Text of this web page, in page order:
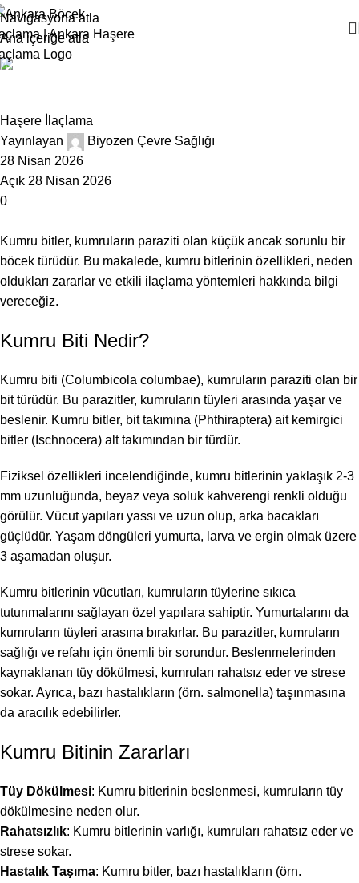
Navigasyona atla
Ana içeriğe atla
Ana Sayfa
Haşere İlaçlama
Yayınlayan
Biyozen Çevre Sağlığı
28 Nisan 2026
Açık 28 Nisan 2026
0
Kumru bitler, kumruların paraziti olan küçük ancak sorunlu bir
böcek türüdür. Bu makalede, kumru bitlerinin özellikleri, neden
oldukları zararlar ve etkili ilaçlama yöntemleri hakkında bilgi
vereceğiz.
Kumru Biti Nedir?
Kumru biti (Columbicola columbae), kumruların paraziti olan bir
bit türüdür. Bu parazitler, kumruların tüyleri arasında yaşar ve
beslenir. Kumru bitler, bit takımına (Phthiraptera) ait kemirgici
bitler (Ischnocera) alt takımından bir türdür.
Fiziksel özellikleri incelendiğinde, kumru bitlerinin yaklaşık 2-3
mm uzunluğunda, beyaz veya soluk kahverengi renkli olduğu
görülür. Vücut yapıları yassı ve uzun olup, arka bacakları
güçlüdür. Yaşam döngüleri yumurta, larva ve ergin olmak üzere
3 aşamadan oluşur.
Kumru bitlerinin vücutları, kumruların tüylerine sıkıca
tutunmalarını sağlayan özel yapılara sahiptir. Yumurtalarını da
kumruların tüyleri arasına bırakırlar. Bu parazitler, kumruların
sağlığı ve refahı için önemli bir sorundur. Beslenmelerinden
kaynaklanan tüy dökülmesi, kumruları rahatsız eder ve strese
sokar. Ayrıca, bazı hastalıkların (örn. salmonella) taşınmasına
da aracılık edebilirler.
Kumru Bitinin Zararları
Tüy Dökülmesi: Kumru bitlerinin beslenmesi, kumruların tüy
dökülmesine neden olur.
Rahatsızlık: Kumru bitlerinin varlığı, kumruları rahatsız eder ve
strese sokar.
Hastalık Taşıma: Kumru bitler, bazı hastalıkların (örn.